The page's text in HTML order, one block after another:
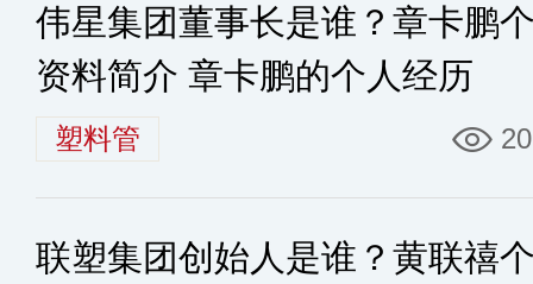
伟星集团董事长是谁？章卡鹏
资料简介 章卡鹏的个人经历
塑料管
联塑集团创始人是谁？黄联禧